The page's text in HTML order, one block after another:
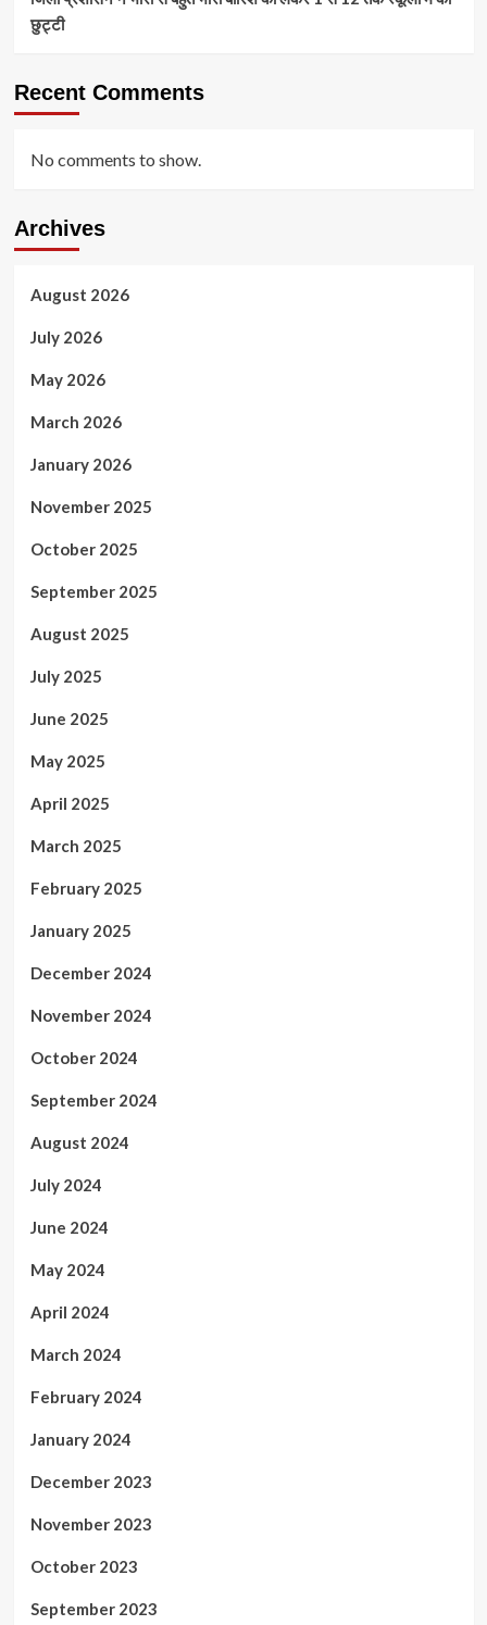
छुट्टी
Recent Comments
No comments to show.
Archives
August 2026
July 2026
May 2026
March 2026
January 2026
November 2025
October 2025
September 2025
August 2025
July 2025
June 2025
May 2025
April 2025
March 2025
February 2025
January 2025
December 2024
November 2024
October 2024
September 2024
August 2024
July 2024
June 2024
May 2024
April 2024
March 2024
February 2024
January 2024
December 2023
November 2023
October 2023
September 2023